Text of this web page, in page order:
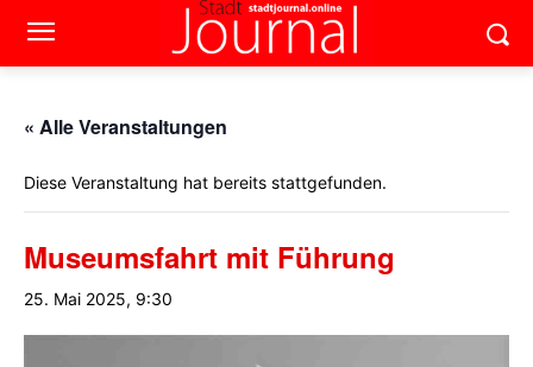
« Alle Veranstaltungen
Diese Veranstaltung hat bereits stattgefunden.
Museumsfahrt mit Führung
25. Mai 2025, 9:30